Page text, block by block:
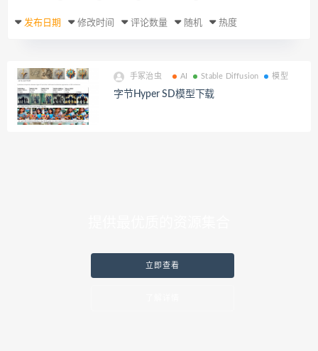
发布日期 修改时间 评论数量 随机 热度
手冢治虫 AI Stable Diffusion 模型
字节Hyper SD模型下载
立即查看